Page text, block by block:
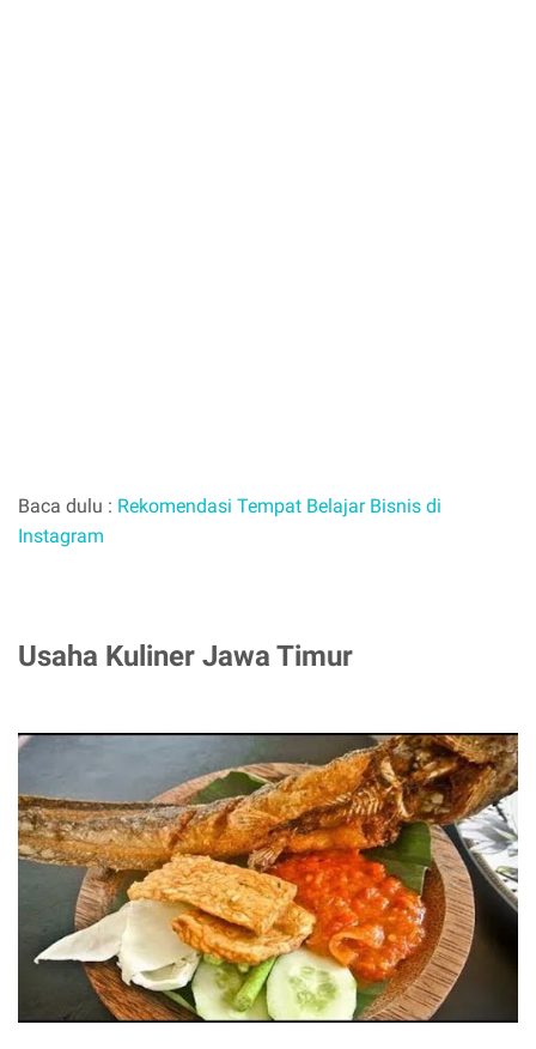
Baca dulu : Rekomendasi Tempat Belajar Bisnis di
Instagram
Usaha Kuliner Jawa Timur